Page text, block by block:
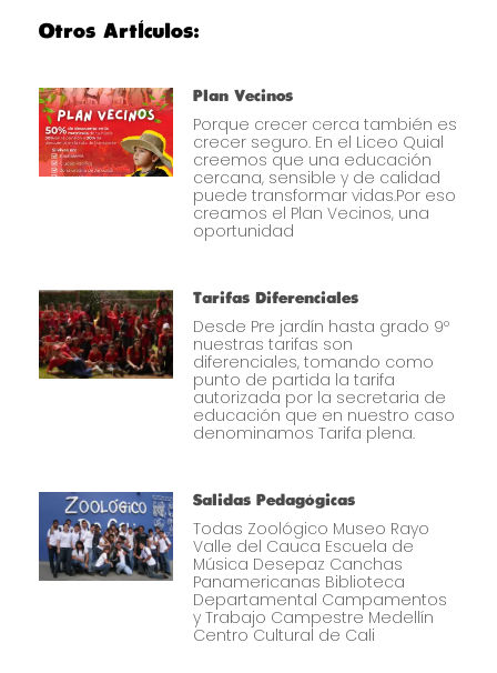
Otros Artículos:
Plan Vecinos
Porque crecer cerca también es
crecer seguro. En el Liceo Quial
creemos que una educación
cercana, sensible y de calidad
puede transformar vidas.Por eso
creamos el Plan Vecinos, una
oportunidad
Tarifas Diferenciales
Desde Pre jardín hasta grado 9º
nuestras tarifas son
diferenciales, tomando como
punto de partida la tarifa
autorizada por la secretaria de
educación que en nuestro caso
denominamos Tarifa plena.
Salidas Pedagógicas
Todas Zoológico Museo Rayo
Valle del Cauca Escuela de
Música Desepaz Canchas
Panamericanas Biblioteca
Departamental Campamentos
y Trabajo Campestre Medellín
Centro Cultural de Cali